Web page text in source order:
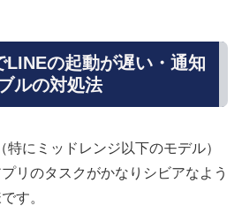
の起動が遅い・通知
ルの対処法
特にミッドレンジ以下のモデル）
リのタスクがかなりシビアなよう
す。